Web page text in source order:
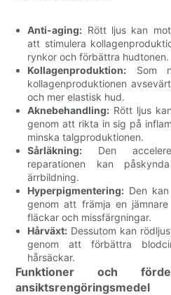
Anti-aging: Rött ljus kan
att stimulera
rynkor och förbättra hudtonen.
Kollagenproduktion: Som
kollagenproduktionen
och mer elastisk hud.
Aknebehandling: Rött ljus
genom att rikta in sig på
minska talgproduktionen.
Sårläkning: Den
reparationen kan
ärrbildning.
Hyperpigmentering: Den
genom att främja en
fläckar och missfärgningar.
Hårväxt: Dessutom kan
genom att förbättra
hårsäckar.
Funktioner och
ansiktsrengöringsmedel